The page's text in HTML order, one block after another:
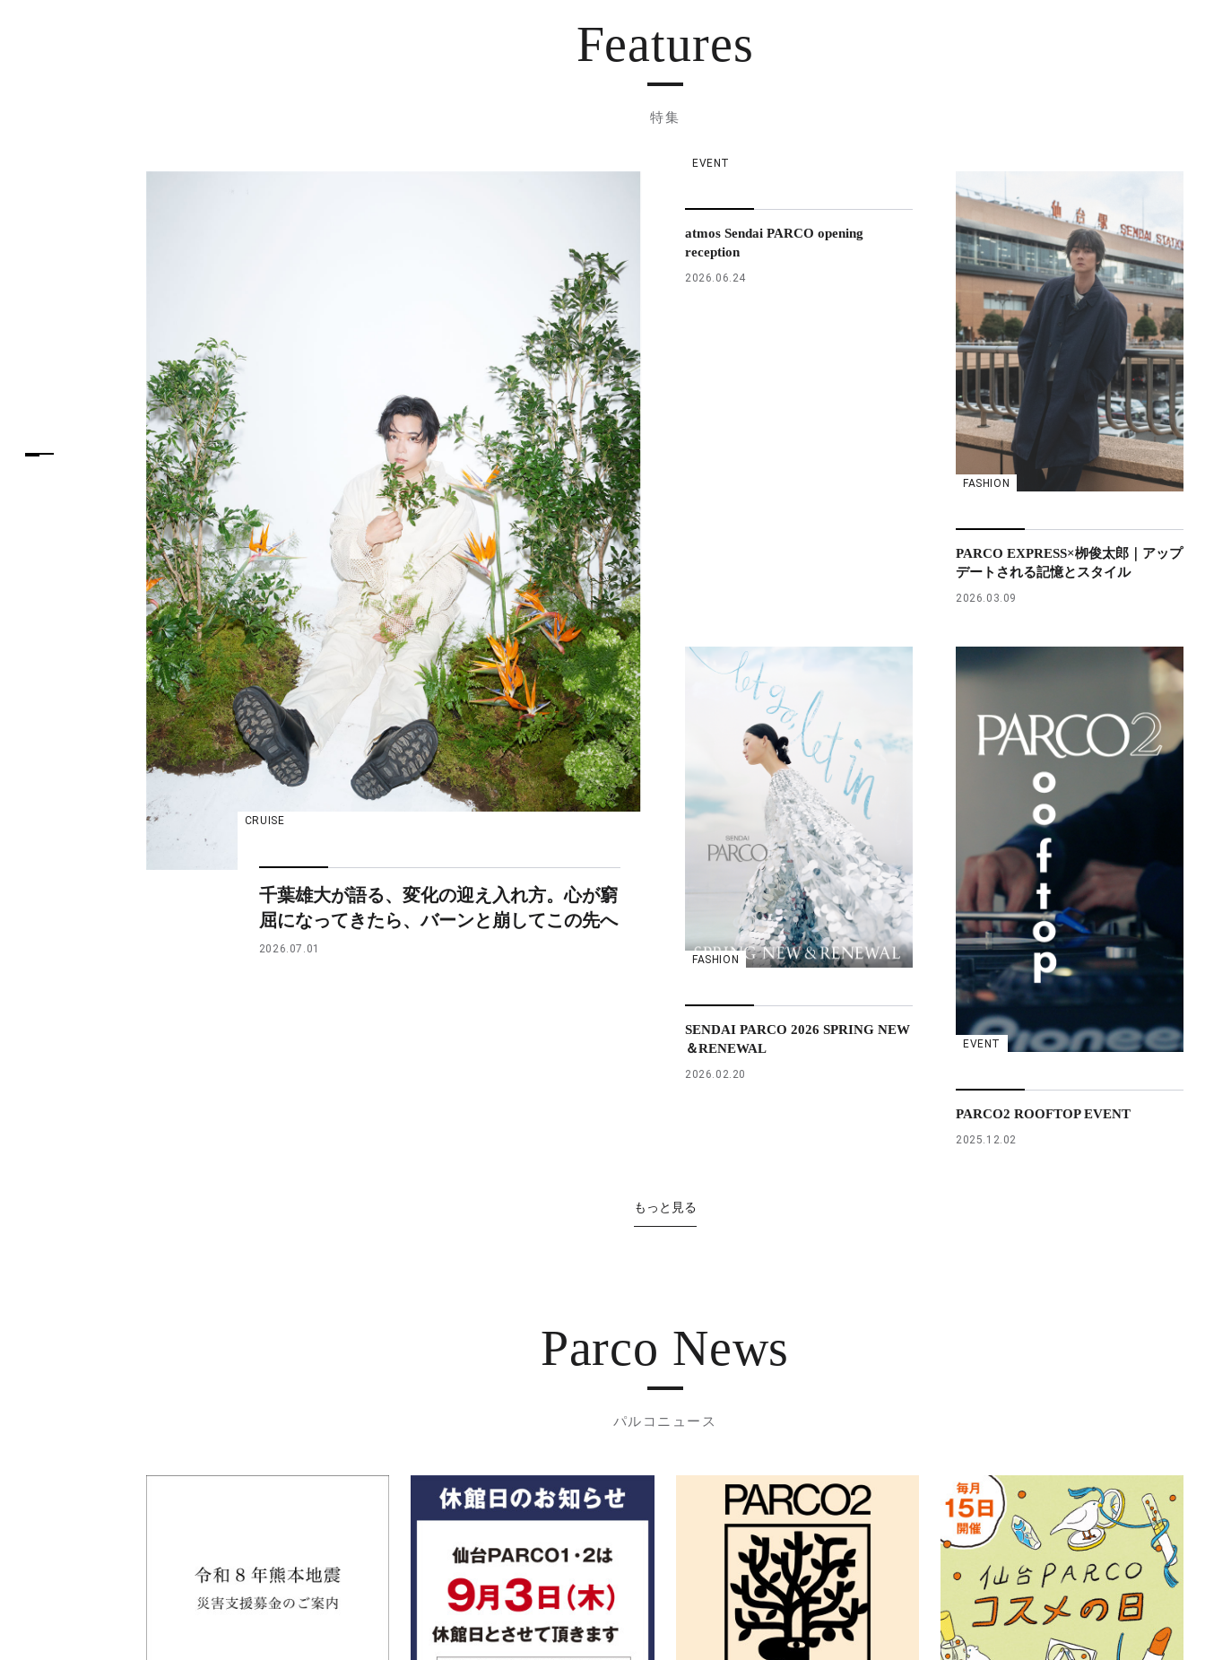
Features
特集
CRUISE
千葉雄大が語る、変化の迎え入れ方。心が窮
屈になってきたら、バーンと崩してこの先へ
2026.07.01
EVENT
atmos Sendai PARCO opening
reception
2026.06.24
FASHION
PARCO EXPRESS×栁俊太郎｜アップ
デートされる記憶とスタイル
2026.03.09
FASHION
SENDAI PARCO 2026 SPRING NEW
＆RENEWAL
2026.02.20
EVENT
PARCO2 ROOFTOP EVENT
2025.12.02
もっと見る
Parco News
パルコニュース